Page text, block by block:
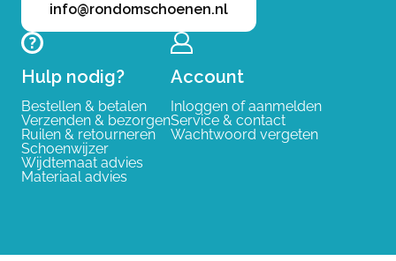
info@rondomschoenen.nl
Hulp nodig?
Bestellen & betalen
Verzenden & bezorgen
Ruilen & retourneren
Schoenwijzer
Wijdtemaat advies
Materiaal advies
Account
Inloggen of aanmelden
Service & contact
Wachtwoord vergeten